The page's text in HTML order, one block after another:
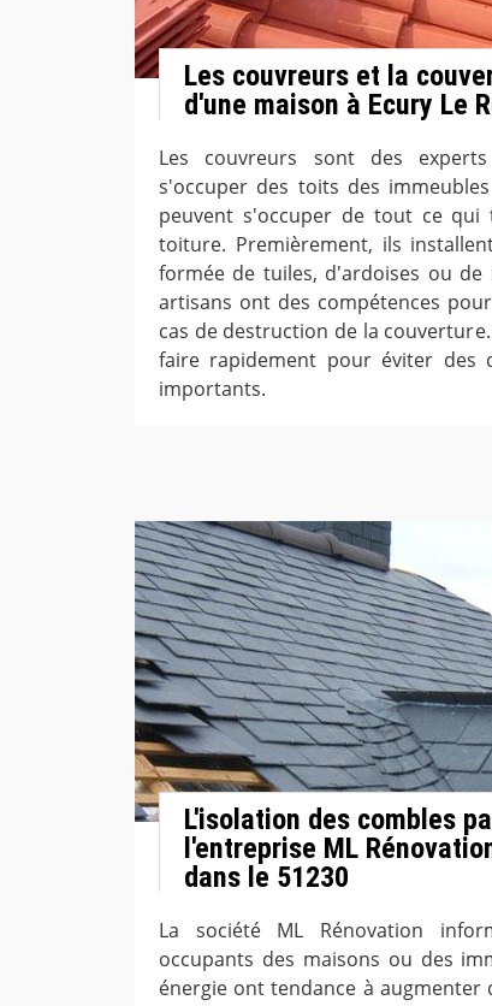
Les couvreurs et la
d'une maison à Ecury Le
Les couvreurs sont des
s'occuper des toits des
peuvent s'occuper de tout ce qui
toiture. Premièrement, ils
formée de tuiles, d'ardoises ou de
artisans ont des compétences
cas de destruction de la
faire rapidement pour éviter des
importants.
L'isolation des combles
l'entreprise ML
dans le 51230
La société ML Rénovation
occupants des maisons ou des
énergie ont tendance à augmenter